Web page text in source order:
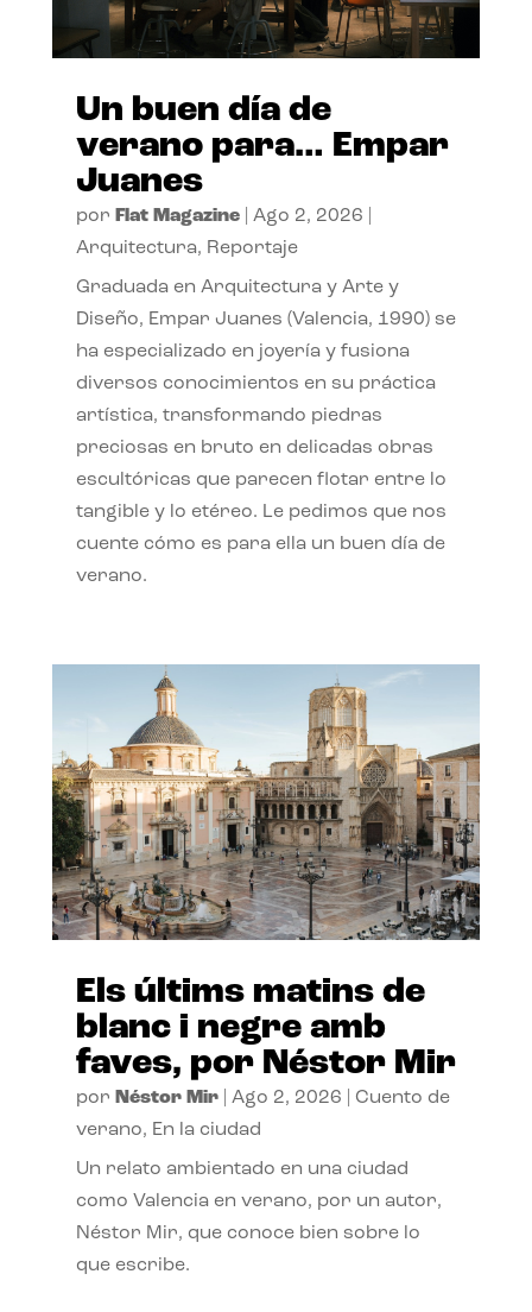
Un buen día de
verano para… Empar
Juanes
por Flat Magazine| Ago 2, 2026
Arquitectura, Reportaje
Graduada en Arquitectura y Arte y
Diseño, Empar Juanes (Valencia, 1990) se
ha especializado en joyería y fusiona
diversos conocimientos en su práctica
artística, transformando piedras
preciosas en bruto en delicadas obras
escultóricas que parecen flotar entre lo
tangible y lo etéreo. Le pedimos que nos
cuente cómo es para ella un buen día de
verano.
Els últims matins de
blanc i negre amb
faves, por Néstor Mir
por Néstor Mir| Ago 2, 2026
Cuento de
verano, En la ciudad
Un relato ambientado en una ciudad
como Valencia en verano, por un autor,
Néstor Mir, que conoce bien sobre lo
que escribe.